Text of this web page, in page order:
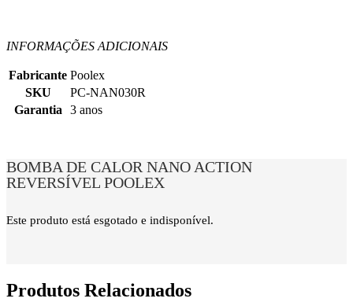
INFORMAÇÕES ADICIONAIS
Fabricante Poolex
SKU
PC-NAN030R
Garantia
3 anos
BOMBA DE CALOR NANO ACTION
REVERSÍVEL POOLEX
Este produto está esgotado e indisponível.
Produtos Relacionados